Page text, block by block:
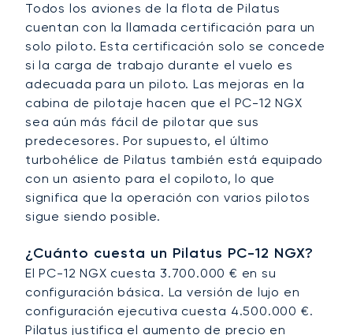
Todos los aviones de la flota de Pilatus
cuentan con la llamada certificación para un
solo piloto. Esta certificación solo se concede
si la carga de trabajo durante el vuelo es
adecuada para un piloto. Las mejoras en la
cabina de pilotaje hacen que el PC-12 NGX
sea aún más fácil de pilotar que sus
predecesores. Por supuesto, el último
turbohélice de Pilatus también está equipado
con un asiento para el copiloto, lo que
significa que la operación con varios pilotos
sigue siendo posible.
¿Cuánto cuesta un Pilatus PC-12 NGX?
El PC-12 NGX cuesta 3.700.000 € en su
configuración básica. La versión de lujo en
configuración ejecutiva cuesta 4.500.000 €.
Pilatus justifica el aumento de precio en